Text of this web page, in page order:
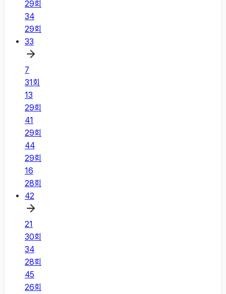
29회
34
29회
33
7
31회
13
29회
41
29회
44
29회
16
28회
42
21
30회
34
28회
45
26회